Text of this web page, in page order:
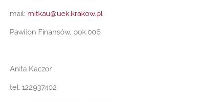
mail: mitkau@uek.krakow.pl
Pawilon Finansów, pok.006
Anita Kaczor
tel. 122937402